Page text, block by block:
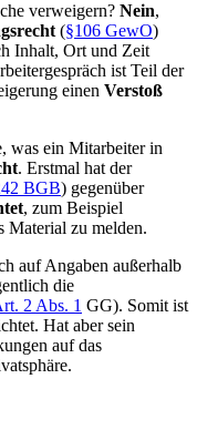
verweigern? Nein,
(§106 GewO)
Inhalt, Ort und Zeit
ist Teil der
einen Verstoß
was ein Mitarbeiter in
. Erstmal hat der
BGB) gegenüber
, zum Beispiel
Material zu melden.
auf Angaben außerhalb
die
2 Abs. 1 GG). Somit ist
Hat aber sein
auf das